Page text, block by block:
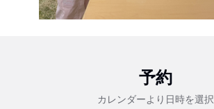
予約
カレンダーより日時を選択